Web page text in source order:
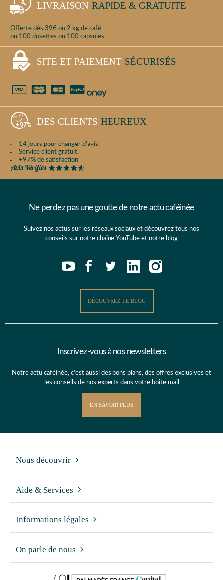
LIVRAISON RAPIDE & GRATUITE
Offerte dès 39€ ou 2 kg de café
ou 100 dosettes ou 100 capsules.
SITE ET PAIEMENT SÉCURISÉS
DES CLIENTS HEUREUX
14 jours pour changer d'avis.
Service client gratuit.
+97% de satisfaction
Ne perdez pas une goutte de notre actu caféinée
Suivez nos actus sur les réseaux sociaux et découvrez tous nos
conseils sur notre chaîne YouTube et notre blog
DÉCOUVREZ LE BLOG
Inscrivez-vous à nos newsletters
Notre actu caféinée, c’est aussi des bons plans, des offres exclusives et
les conseils de nos experts dans votre boîte mail
EN SAVOIR PLUS
Nous découvrir
Aide & Services
Informations légales
On parle de nous